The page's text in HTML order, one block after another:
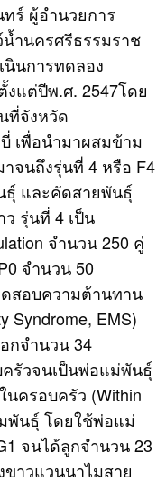
ร์ ผู้อำนวยการ
ำนครศรีธรรมราช
นินการทดลอง
แต่ปีพ.ศ. 2547โดย
ที่จังหวัด
เพื่อนำมาผสมข้าม
จนถึงรุ่นที่ 4 หรือ F4
ธุ์ และคัดสายพันธุ์
รุ่นที่ 4 เป็น
จำนวน 250 คู่
จำนวน 50
สอบความต้านทาน
Syndrome, EMS)
กจำนวน 34
รัวจนเป็นพ่อแม่พันธุ์
ครอบครัว (Within
พันธุ์ โดยใช้พ่อแม่
จนได้ลูกจำนวน 23
ขาวแวนนาไมสาย